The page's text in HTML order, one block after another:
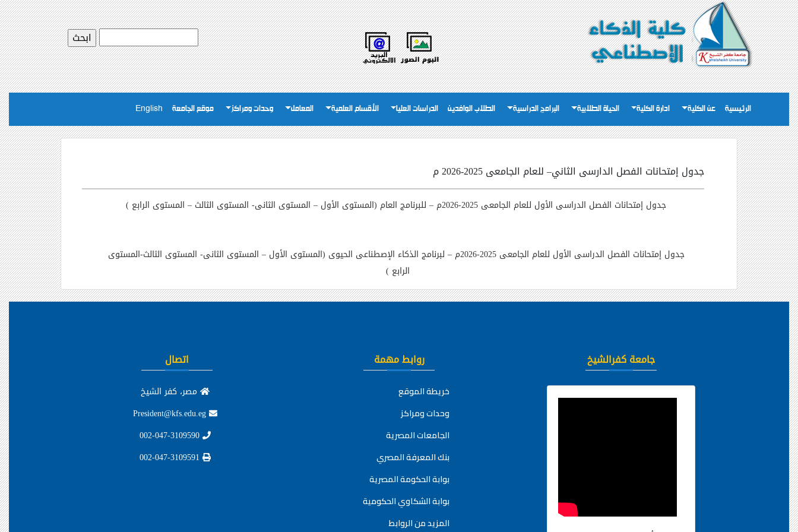
الرئيسية عن الكلية ادارة الكلية الحياة الطلابية البرامج الدراسية الطلاب الوافدين الدراسات العليا الأقسام العلمية المعامل وحدات ومراكز موقع الجامعة English
جدول إمتحانات الفصل الدارسى الثاني– للعام الجامعى 2025-2026 م
جدول إمتحانات الفصل الدراسى الأول للعام الجامعى 2025-2026م – للبرنامج العام (المستوى الأول – المستوى الثانى- المستوى الثالث – المستوى الرابع )
جدول إمتحانات الفصل الدراسى الأول للعام الجامعى 2025-2026م – لبرنامج الذكاء الإصطناعى الحيوى (المستوى الأول– المستوى الثانى- المستوى الثالث-المستوى
الرابع)
جامعة كفرالشيخ روابط مهمة
خريطة الموقع
وحدات ومراكز
الجامعات المصرية
بنك المعرفة المصري
بوابة الحكومة المصرية
بوابة الشكاوي الحكومية
المزيد من الروابط
اتصال
مصر، كفر الشيخ